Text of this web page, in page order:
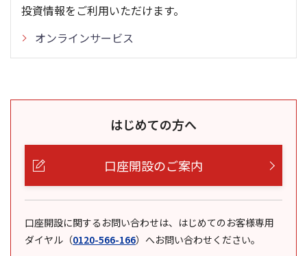
投資情報をご利用いただけます。
オンラインサービス
はじめての方へ
口座開設のご案内
口座開設に関するお問い合わせは、はじめてのお客様専用
ダイヤル （0120-566-166） へお問い合わせください。